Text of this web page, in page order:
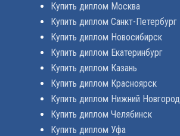
Купить диплом Москва
Купить диплом Санкт-Петербург
Купить диплом Новосибирск
Купить диплом Екатеринбург
Купить диплом Казань
Купить диплом Красноярск
Купить диплом Нижний Новгород
Купить диплом Челябинск
Купить диплом Уфа